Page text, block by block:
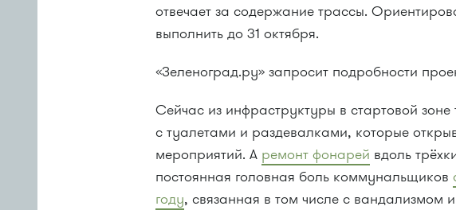
отвечает за содержание трассы.
выполнить до 31 октября.
«Зеленоград.ру» запросит подробности
Сейчас из инфраструктуры в стартовой
с туалетами и раздевалками, которые
мероприятий. А ремонт фонарей вдоль
постоянная головная боль коммунальщиков
году, связанная в том числе с вандализмом